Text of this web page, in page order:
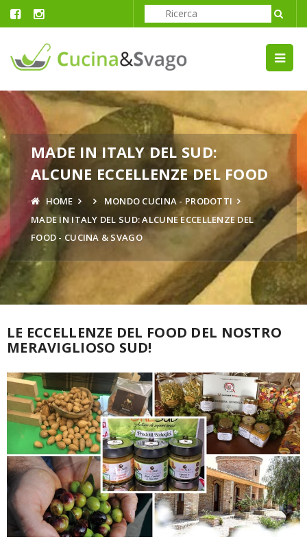
MADE IN ITALY DEL SUD:
ALCUNE ECCELLENZE DEL FOOD
HOME
MONDO CUCINA - PRODOTTI
MADE IN ITALY DEL SUD: ALCUNE ECCELLENZE DEL
FOOD - CUCINA & SVAGO
LE ECCELLENZE DEL FOOD DEL NOSTRO
MERAVIGLIOSO SUD!